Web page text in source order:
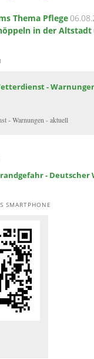
Thema Pflege
in der Altstadt
- Warnungen - aktuell
SMARTPHONE